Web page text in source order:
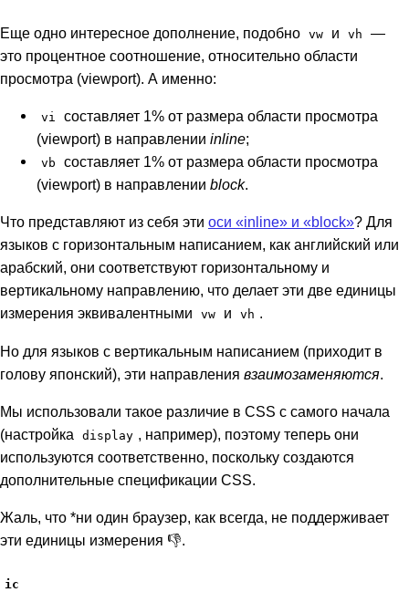
Еще одно интересное дополнение, подобно vw и vh
—
это процентное соотношение, относительно области
просмотра (viewport). А именно:
vi
составляет 1% от размера области просмотра
(viewport) в направлении inline;
vb
составляет 1% от размера области просмотра
(viewport) в направлении block.
Что представляют из себя эти оси «inline» и «block»? Для
языков с горизонтальным написанием, как английский или
арабский, они соответствуют горизонтальному и
вертикальному направлению, что делает эти две единицы
измерения эквивалентными
vw и vh .
Но для языков с вертикальным написанием (приходит в
голову японский), эти направления взаимозаменяются.
Мы использовали такое различие в CSS с самого начала
(настройка
display , например), поэтому теперь они
используются соответственно, поскольку создаются
дополнительные спецификации CSS.
Жаль, что *ни один браузер, как всегда, не поддерживает
эти единицы измерения 👎.
ic